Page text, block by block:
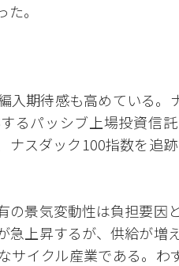
。
入期待感も高めている。
るパッシブ上場投資信
ナスダック100指数を追
の景気変動性は負担要因
急上昇するが、供給が増
サイクル産業である。